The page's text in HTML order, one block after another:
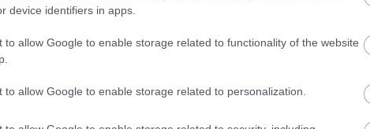
device identifiers in apps.
to allow Google to enable storage related to functionality of the website
to allow Google to enable storage related to personalization.
szektorok közül a védelmi
mutatja a leggyorsabb